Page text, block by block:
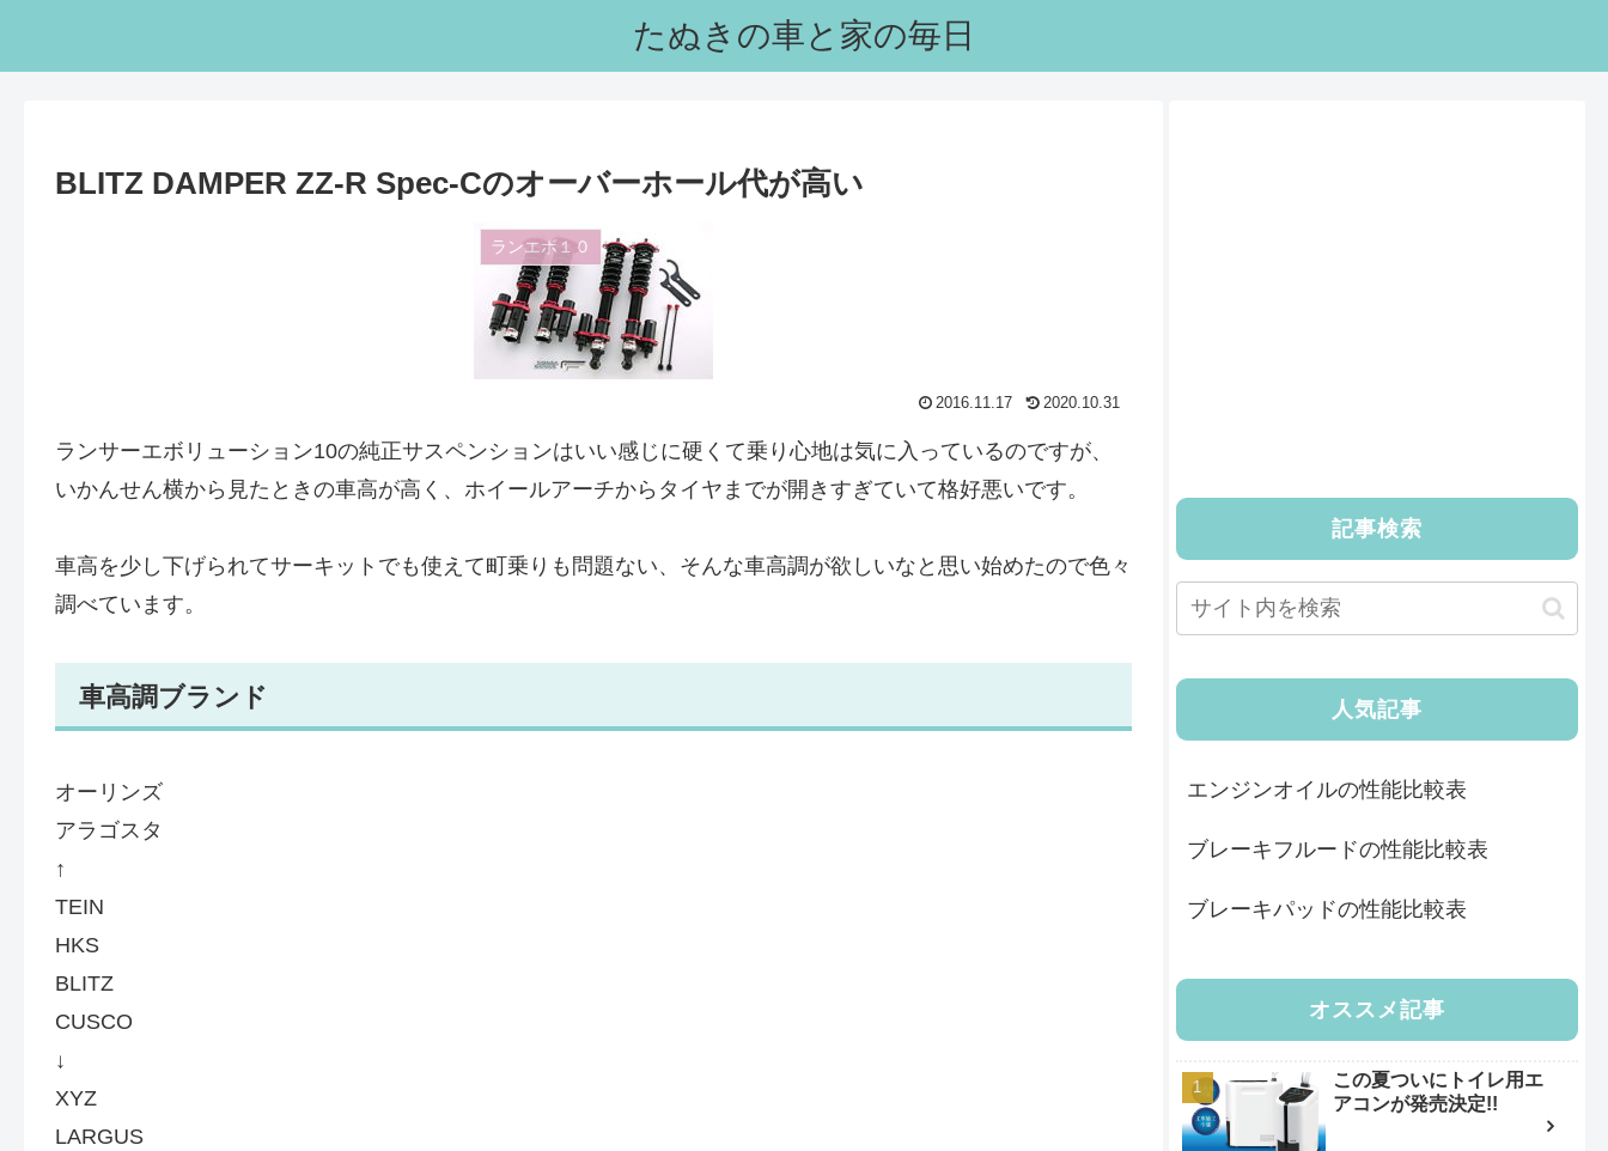
たぬきの車と家の毎日
BLITZ DAMPER ZZ-R Spec-Cのオーバーホール代が高い
ランエボ１０
2016.11.17 2020.10.31
ランサーエボリューション10の純正サスペンションはいい感じに硬くて乗り心地は気に入っているのですが、
いかんせん横から見たときの車高が高く、ホイールアーチからタイヤまでが開きすぎていて格好悪いです。
車高を少し下げられてサーキットでも使えて町乗りも問題ない、そんな車高調が欲しいなと思い始めたので色々
調べています。
車高調ブランド
オーリンズ
アラゴスタ
↑
TEIN
HKS
BLITZ
CUSCO
↓
XYZ
LARGUS
記事検索
人気記事
エンジンオイルの性能比較表
ブレーキフルードの性能比較表
ブレーキパッドの性能比較表
オススメ記事
この夏ついにトイレ用エ
アコンが発売決定!!